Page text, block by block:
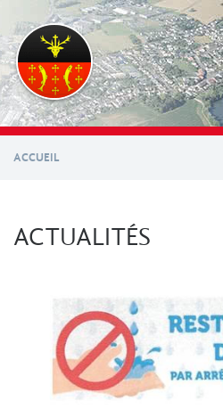
contenu
principal
ACCUEIL
ACTUALITÉS